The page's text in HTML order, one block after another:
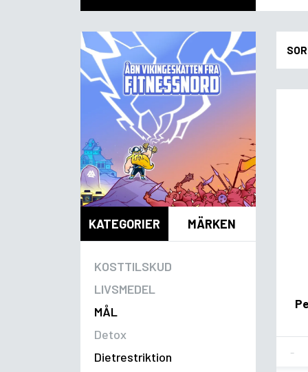
KATEGORIER MÄRKEN
KOSTTILSKUD
LIVSMEDEL
MÅL
Detox
Dietrestriktion